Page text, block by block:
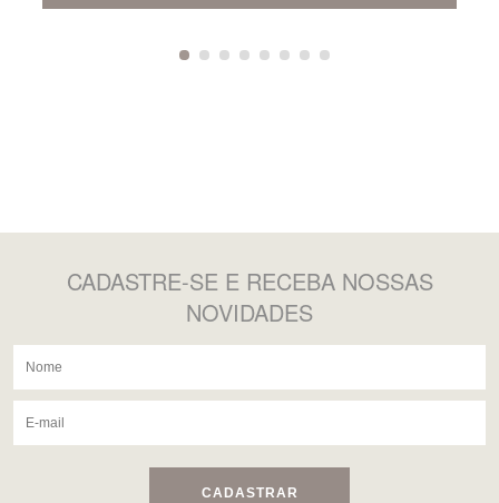
CADASTRE-SE E RECEBA NOSSAS
NOVIDADES
CADASTRAR